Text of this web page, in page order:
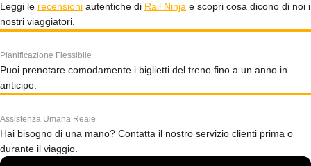
Leggi le recensioni autentiche di Rail Ninja e scopri cosa dicono di noi i
nostri viaggiatori.
Pianificazione Flessibile
Puoi prenotare comodamente i biglietti del treno fino a un anno in
anticipo.
Assistenza Umana Reale
Hai bisogno di una mano? Contatta il nostro servizio clienti prima o
durante il viaggio.